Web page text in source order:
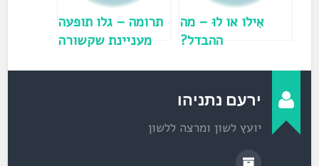
ש
)
אִילו או לוּ – מה
ההבדל?
תרומה – גלו תופעה
מעניינת שקשורה
ירעם נתניהו
יועץ לשון ומרצה ללשון